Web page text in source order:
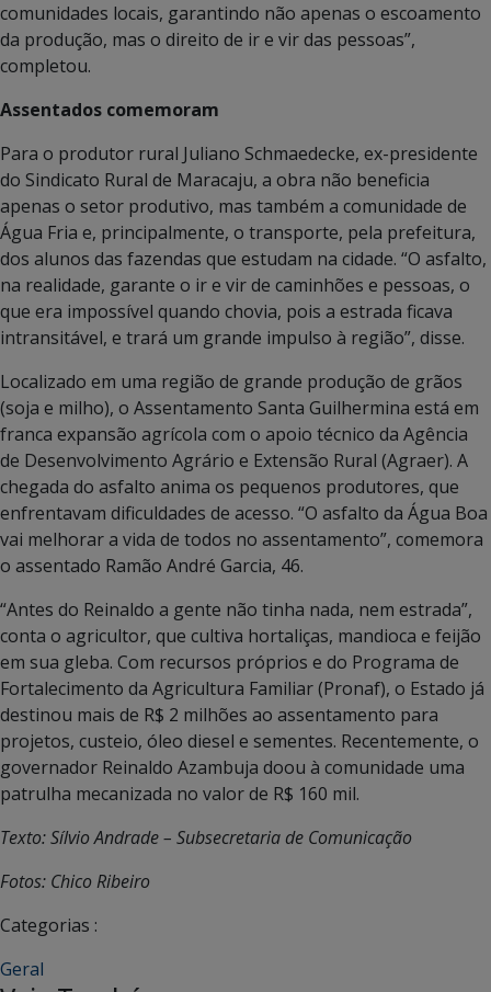
comunidades locais, garantindo não apenas o escoamento
da produção, mas o direito de ir e vir das pessoas”,
completou.
Assentados comemoram
Para o produtor rural Juliano Schmaedecke, ex-presidente
do Sindicato Rural de Maracaju, a obra não beneficia
apenas o setor produtivo, mas também a comunidade de
Água Fria e, principalmente, o transporte, pela prefeitura,
dos alunos das fazendas que estudam na cidade. “O asfalto,
na realidade, garante o ir e vir de caminhões e pessoas, o
que era impossível quando chovia, pois a estrada ficava
intransitável, e trará um grande impulso à região”, disse.
Localizado em uma região de grande produção de grãos
(soja e milho), o Assentamento Santa Guilhermina está em
franca expansão agrícola com o apoio técnico da Agência
de Desenvolvimento Agrário e Extensão Rural (Agraer). A
chegada do asfalto anima os pequenos produtores, que
enfrentavam dificuldades de acesso. “O asfalto da Água Boa
vai melhorar a vida de todos no assentamento”, comemora
o assentado Ramão André Garcia, 46.
“Antes do Reinaldo a gente não tinha nada, nem estrada”,
conta o agricultor, que cultiva hortaliças, mandioca e feijão
em sua gleba. Com recursos próprios e do Programa de
Fortalecimento da Agricultura Familiar (Pronaf), o Estado já
destinou mais de R$ 2 milhões ao assentamento para
projetos, custeio, óleo diesel e sementes. Recentemente, o
governador Reinaldo Azambuja doou à comunidade uma
patrulha mecanizada no valor de R$ 160 mil.
Texto: Sílvio Andrade – Subsecretaria de Comunicação
Fotos: Chico Ribeiro
Categorias :
Geral